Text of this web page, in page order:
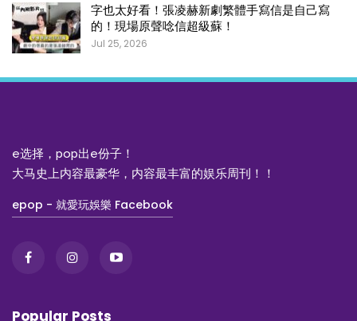
字也太好看！張凌赫新劇繁體手寫信是自己寫
的！現場原聲唸信超級蘇！
Jul 25, 2026
e选择，pop出e份子！
大马史上内容最豪华，内容最丰富的娱乐周刊！！
epop - 就愛玩娛樂 Facebook
Popular Posts